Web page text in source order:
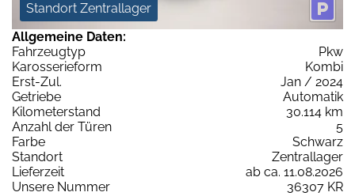
Standort Zentrallager
Allgemeine Daten:
Fahrzeugtyp
Pkw
Karosserieform
Kombi
Erst-Zul.
Jan / 2024
Getriebe
Automatik
Kilometerstand
30.114 km
Anzahl der Türen
5
Farbe
Schwarz
Standort
Zentrallager
Lieferzeit
ab ca. 11.08.2026
Unsere Nummer
36307 KR